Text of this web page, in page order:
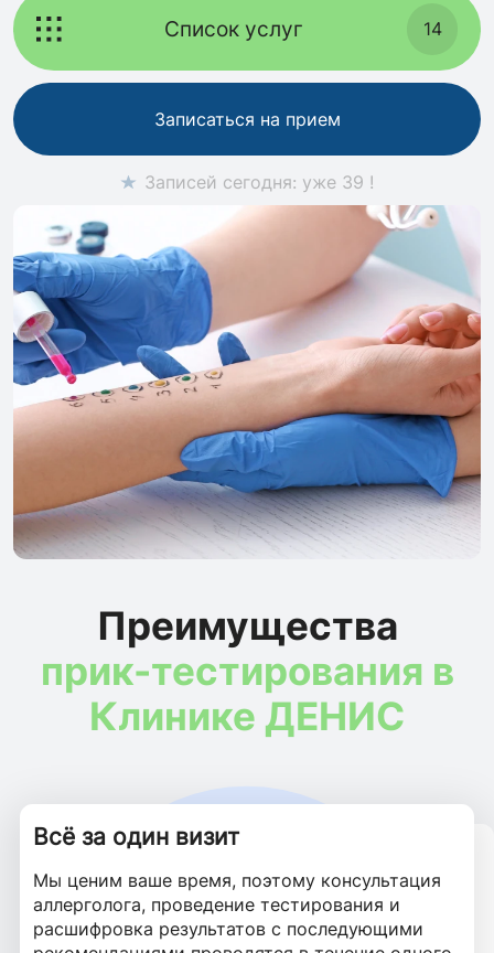
Список услуг 14
Записаться на прием
Записей сегодня: уже 39 !
Преимущества
прик-тестирования в
Клинике ДЕНИС
Всё за один визит
Мы ценим ваше время, поэтому консультация
аллерголога, проведение тестирования и
расшифровка результатов с последующими
Высокая точность
Прик-тесты — это «золотой стандарт»
диагностики аллергии во всем мире,
Безопасно для детей и взрослых
Мы проводим тестирование детям в возрасте
от 4–5 лет, используя сертифицированные
Комфорт и минимум неприятных
ощущений
Процедура практически безболезненна — вы